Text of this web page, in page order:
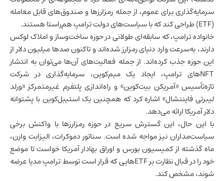
سرمایه‌گذاری برای عموم، از جمله رمزارزها و صندوق‌های قابل معامله
(ETF) طراحی کند که با سیاست‌های دولت ترامپ هم‌راستا هستند.
خانواده ترامپ، که سابقه‌ای طولانی در حوزه ساخت‌وساز و املاک لوکس
دارند، به‌سرعت وارد دنیای رمزارز شده‌اند و تاکنون صدها میلیون دلار از
این حوزه جذب کرده‌اند. از جمله فعالیت‌های آن‌ها می‌توان به انتشار
NFTهای ترامپ، ایجاد یک میم‌کوین، سرمایه‌گذاری در شرکت
تازه‌تأسیس «آمریکن بیت‌کوین» و راه‌اندازی پلتفرم غیرمتمرکز «ورلد
لیبرتی فایننشال» اشاره کرد که همچنین یک استیبل‌کوین با پشتوانه
دلار آمریکا ارائه می‌دهد.
با این حال، این گسترش سریع در حوزه رمزارزها با واکنش برخی
سیاست‌مداران نیز مواجه شده است. سناتور دموکرات، الیزابت وارن،
ماه گذشته از کمیسیون بورس و اوراق بهادار آمریکا خواست تا موضع
خود را در قبال نظارت بر ETFهایی که قرار است توسط ترامپ مدیا عرضه
شوند، مشخص کند.